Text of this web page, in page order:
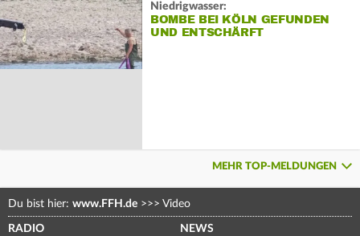
Niedrigwasser:
BOMBE BEI KÖLN GEFUNDEN
UND ENTSCHÄRFT
MEHR TOP-MELDUNGEN
Du bist hier: www.FFH.de >>> Video
RADIO NEWS